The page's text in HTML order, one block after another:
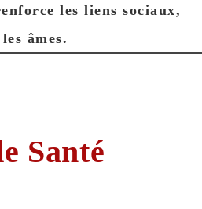
les liens sociaux,
âmes.
Santé